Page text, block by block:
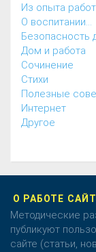
Из опыта
О воспитании...
Безопасность
Дом и работа
Cочинение
Cтихи
Полезные
Интернет
Другое
О РАБОТЕ
Методические
публикуют
сайте (статьи,